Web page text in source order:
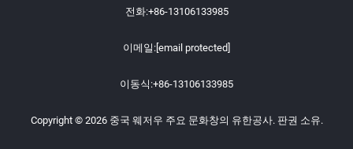
전화:+86-13106133985
이메일: [email protected]
이동식:+86-13106133985
Copyright © 2026 중국 웨저우 주요 문화창의 유한공사. 판권 소유.